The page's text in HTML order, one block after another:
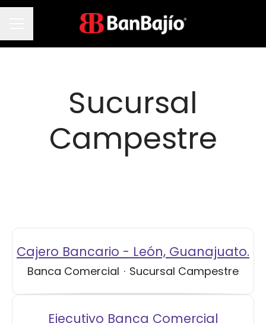
Menú de empleo
Sucursal
Campestre
Cajero Bancario - León, Guanajuato.
Banca Comercial · Sucursal Campestre
Ejecutivo Banca Comercial